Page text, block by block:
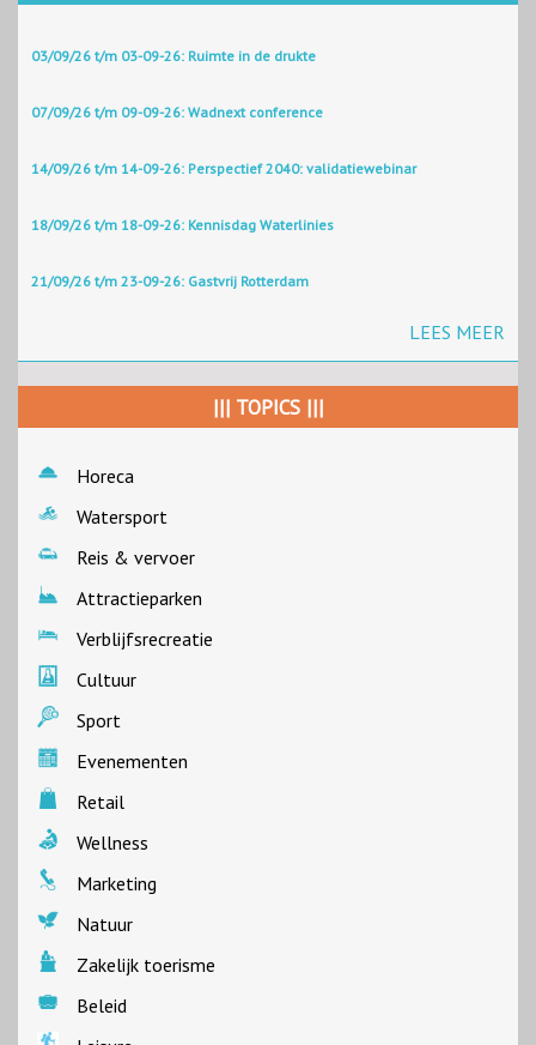
03/09/26 t/m 03-09-26: Ruimte in de drukte
07/09/26 t/m 09-09-26: Wadnext conference
14/09/26 t/m 14-09-26: Perspectief 2040: validatiewebinar
18/09/26 t/m 18-09-26: Kennisdag Waterlinies
21/09/26 t/m 23-09-26: Gastvrij Rotterdam
LEES MEER
||| TOPICS |||
Horeca
Watersport
Reis & vervoer
Attractieparken
Verblijfsrecreatie
Cultuur
Sport
Evenementen
Retail
Wellness
Marketing
Natuur
Zakelijk toerisme
Beleid